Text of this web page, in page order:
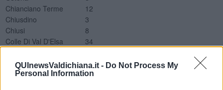
QUInewsValdichiana.it - Do Not Process My
Personal Information
Chianciano Terme
12
Chiusdino
3
Chiusi
8
Colle Di Val D'Elsa
34
Montalcino
11
Montepulciano
38